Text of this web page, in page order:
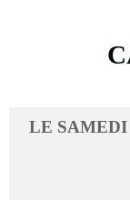
LE SAMEDI